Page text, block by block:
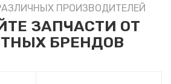
ПРОИЗВОДИТЕЛЕЙ
ЗАПЧАСТИ ОТ
БРЕНДОВ